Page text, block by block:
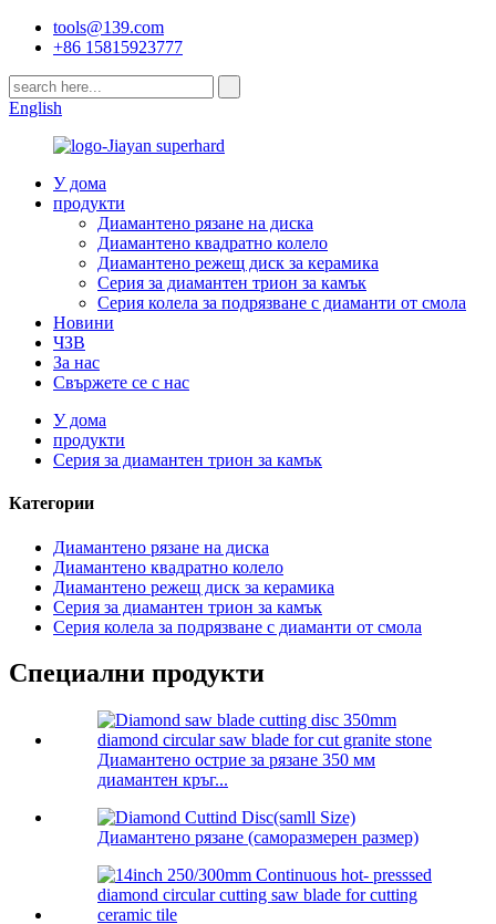
tools@139.com
+86 15815923777
English
У дома
продукти
Диамантено рязане на диска
Диамантено квадратно колело
Диамантено режещ диск за керамика
Серия за диамантен трион за камък
Серия колела за подрязване с диаманти от смола
Новини
ЧЗВ
За нас
Свържете се с нас
У дома
продукти
Серия за диамантен трион за камък
Категории
Диамантено рязане на диска
Диамантено квадратно колело
Диамантено режещ диск за керамика
Серия за диамантен трион за камък
Серия колела за подрязване с диаманти от смола
Специални продукти
Диамантено острие за рязане 350 мм
диамантен кръг...
Диамантено рязане (саморазмерен размер)